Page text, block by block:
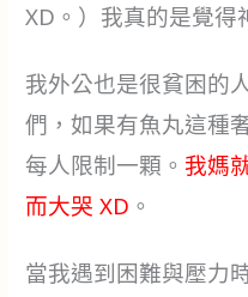
XD。）我真的是覺得
我外公也是很貧困的
們，如果有魚丸這種
每人限制一顆。 我媽
而大哭 XD 。
當我遇到困難與壓力